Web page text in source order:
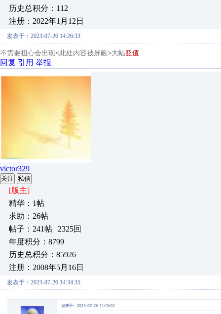
历史总积分：112
注册：2022年1月12日
发表于：2023-07-26 14:26:33
不需要担心会出现<此处内容被屏蔽>大幅贬值
回复 引用 举报
victor329
关注 私信
[版主]
精华：1帖
求助：26帖
帖子：241帖 | 2325回
年度积分：8799
历史总积分：85926
注册：2008年5月16日
发表于：2023-07-26 14:34:35